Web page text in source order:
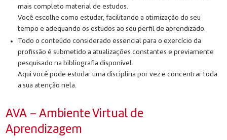
mais completo material de estudos.
Você escolhe como estudar, facilitando a otimização do seu
tempo e adequando os estudos ao seu perfil de aprendizado.
Todo o conteúdo considerado essencial para o exercício da
profissão é submetido a atualizações constantes e previamente
pesquisado na bibliografia disponível.
Aqui você pode estudar uma disciplina por vez e concentrar toda
a sua atenção nela.
AVA – Ambiente Virtual de
Aprendizagem